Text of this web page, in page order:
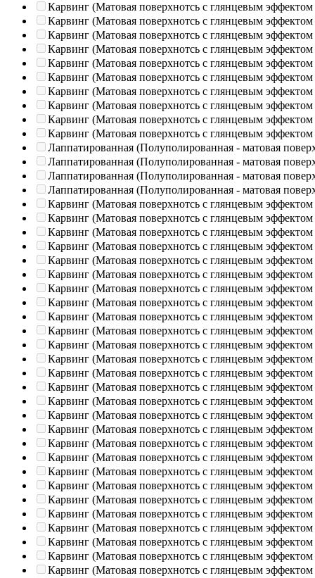
Карвинг (Матовая поверхнотсь с глянцевым эффектом
Карвинг (Матовая поверхнотсь с глянцевым эффектом
Карвинг (Матовая поверхнотсь с глянцевым эффектом
Карвинг (Матовая поверхнотсь с глянцевым эффектом
Карвинг (Матовая поверхнотсь с глянцевым эффектом
Карвинг (Матовая поверхнотсь с глянцевым эффектом
Карвинг (Матовая поверхнотсь с глянцевым эффектом
Карвинг (Матовая поверхнотсь с глянцевым эффектом
Карвинг (Матовая поверхнотсь с глянцевым эффектом
Карвинг (Матовая поверхнотсь с глянцевым эффектом
Лаппатированная (Полуполированная - матовая
Лаппатированная (Полуполированная - матовая
Лаппатированная (Полуполированная - матовая
Лаппатированная (Полуполированная - матовая
Карвинг (Матовая поверхнотсь с глянцевым эффектом
Карвинг (Матовая поверхнотсь с глянцевым эффектом
Карвинг (Матовая поверхнотсь с глянцевым эффектом
Карвинг (Матовая поверхнотсь с глянцевым эффектом
Карвинг (Матовая поверхнотсь с глянцевым эффектом
Карвинг (Матовая поверхнотсь с глянцевым эффектом
Карвинг (Матовая поверхнотсь с глянцевым эффектом
Карвинг (Матовая поверхнотсь с глянцевым эффектом
Карвинг (Матовая поверхнотсь с глянцевым эффектом
Карвинг (Матовая поверхнотсь с глянцевым эффектом
Карвинг (Матовая поверхнотсь с глянцевым эффектом
Карвинг (Матовая поверхнотсь с глянцевым эффектом
Карвинг (Матовая поверхнотсь с глянцевым эффектом
Карвинг (Матовая поверхнотсь с глянцевым эффектом
Карвинг (Матовая поверхнотсь с глянцевым эффектом
Карвинг (Матовая поверхнотсь с глянцевым эффектом
Карвинг (Матовая поверхнотсь с глянцевым эффектом
Карвинг (Матовая поверхнотсь с глянцевым эффектом
Карвинг (Матовая поверхнотсь с глянцевым эффектом
Карвинг (Матовая поверхнотсь с глянцевым эффектом
Карвинг (Матовая поверхнотсь с глянцевым эффектом
Карвинг (Матовая поверхнотсь с глянцевым эффектом
Карвинг (Матовая поверхнотсь с глянцевым эффектом
Карвинг (Матовая поверхнотсь с глянцевым эффектом
Карвинг (Матовая поверхнотсь с глянцевым эффектом
Карвинг (Матовая поверхнотсь с глянцевым эффектом
Карвинг (Матовая поверхнотсь с глянцевым эффектом